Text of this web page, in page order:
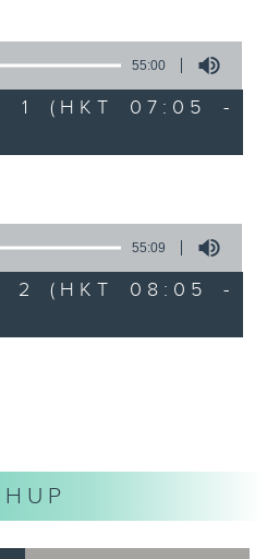
55:00
1 (HKT 07:05 -
55:09
2 (HKT 08:05 -